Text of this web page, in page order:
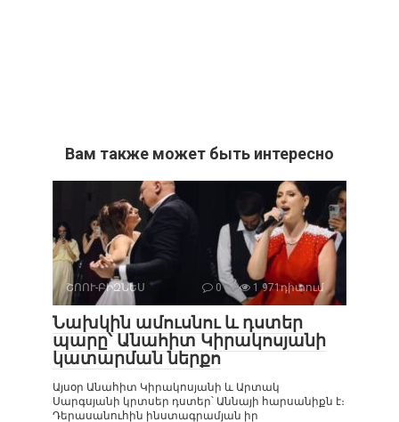
Вам также может быть интересно
ՇՈՈՒ-ԲԻԶՆԵՍ 0 1 971դիտում
Նախկին ամուսնու և դստեր
պարը՝ Անահիտ Կիրակոսյանի
կատարման ներքո
Այսօր Անահիտ Կիրակոսյանի և Արտակ
Սարգսյանի կրտսեր դստեր՝ Աննայի հարսանիքն է։
Դերասանուհին ինստագրամյան իր